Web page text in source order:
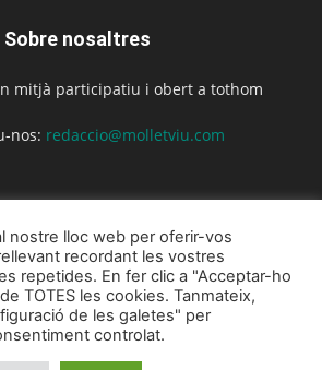
Sobre nosaltres
mitjà participatiu i obert a tothom
nos: redaccio@molletviu.com
Agenda Opinió
nostre lloc web per oferir-vos
recordant les vostres
repetides. En fer clic a "Acceptar-ho
TOTES les cookies. Tanmateix,
de les galetes" per
controlat.